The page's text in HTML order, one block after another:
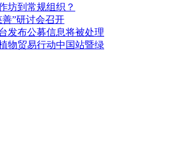
坊到常规组织？
”研讨会召开
发布公募信息将被处理
物贸易行动中国站暨绿